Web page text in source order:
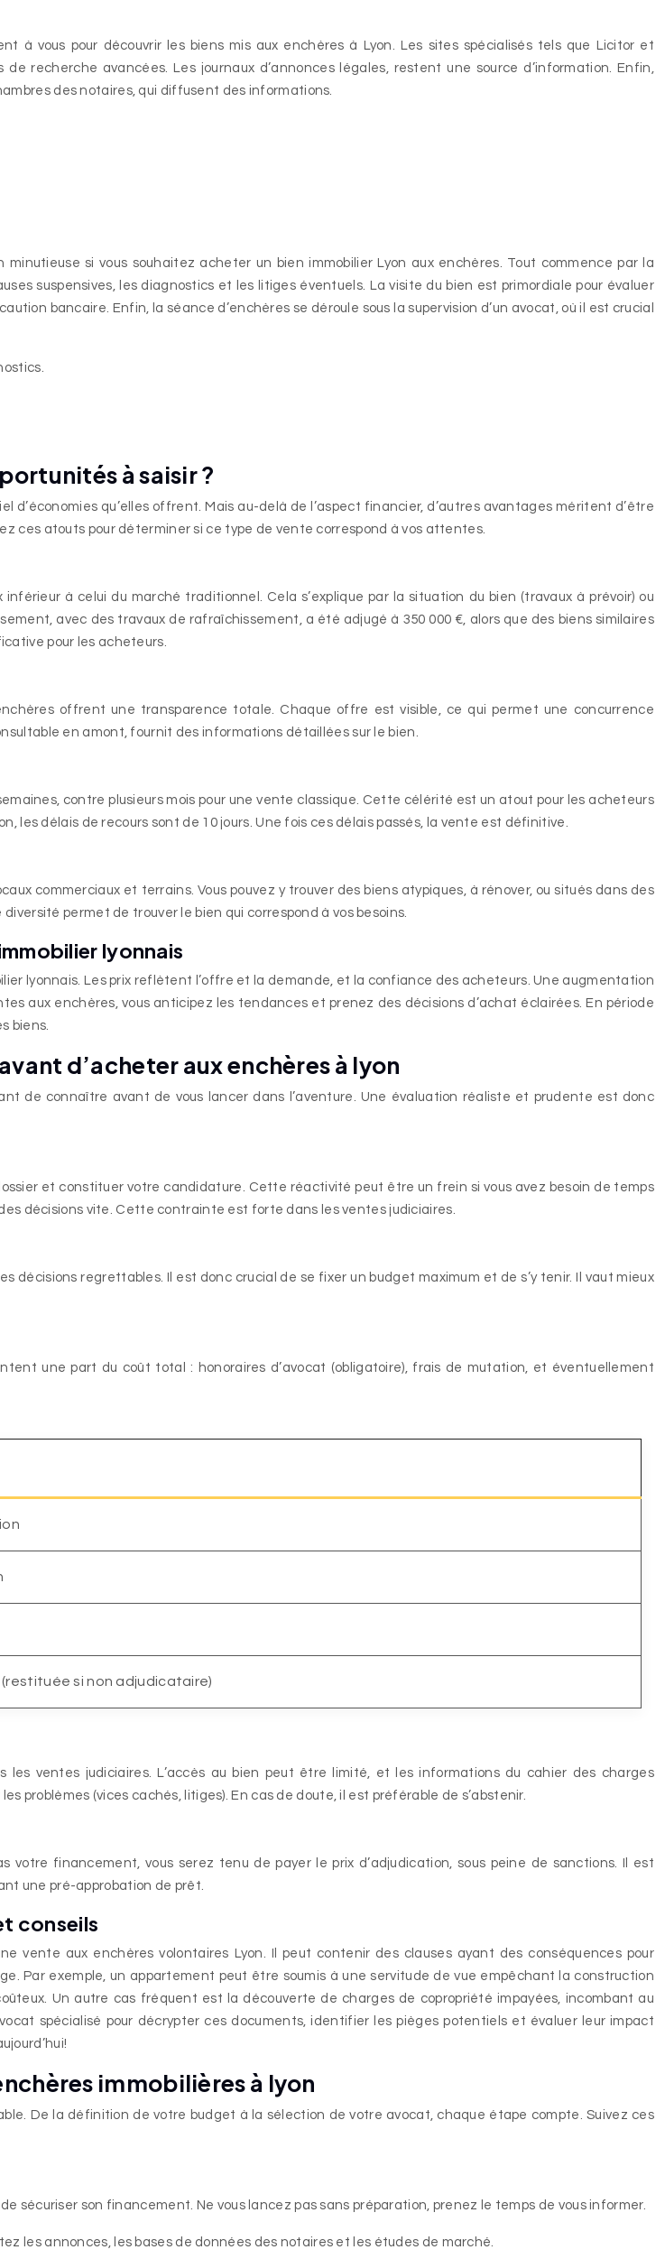
à vous pour découvrir les biens mis aux enchères à Lyon. Les sites spécialisés tels que Licitor et
recherche avancées. Les journaux d’annonces légales, restent une source d’information. Enfin,
des notaires, qui diffusent des informations.
si vous souhaitez acheter un bien immobilier Lyon aux enchères. Tout commence par la
suspensives, les diagnostics et les litiges éventuels. La visite du bien est primordiale pour évaluer
bancaire. Enfin, la séance d’enchères se déroule sous la supervision d’un avocat, où il est crucial
à saisir ?
d’économies qu’elles offrent. Mais au-delà de l’aspect financier, d’autres avantages méritent d’être
ces atouts pour déterminer si ce type de vente correspond à vos attentes.
à celui du marché traditionnel. Cela s’explique par la situation du bien (travaux à prévoir) ou
avec des travaux de rafraîchissement, a été adjugé à 350 000 €, alors que des biens similaires
pour les acheteurs.
offrent une transparence totale. Chaque offre est visible, ce qui permet une concurrence
en amont, fournit des informations détaillées sur le bien.
contre plusieurs mois pour une vente classique. Cette célérité est un atout pour les acheteurs
les délais de recours sont de 10 jours. Une fois ces délais passés, la vente est définitive.
commerciaux et terrains. Vous pouvez y trouver des biens atypiques, à rénover, ou situés dans des
permet de trouver le bien qui correspond à vos besoins.
lyonnais
lyonnais. Les prix reflètent l’offre et la demande, et la confiance des acheteurs. Une augmentation
aux enchères, vous anticipez les tendances et prenez des décisions d’achat éclairées. En période
biens.
d’acheter aux enchères à lyon
de connaître avant de vous lancer dans l’aventure. Une évaluation réaliste et prudente est donc
et constituer votre candidature. Cette réactivité peut être un frein si vous avez besoin de temps
décisions vite. Cette contrainte est forte dans les ventes judiciaires.
décisions regrettables. Il est donc crucial de se fixer un budget maximum et de s’y tenir. Il vaut mieux
une part du coût total : honoraires d’avocat (obligatoire), frais de mutation, et éventuellement
si non adjudicataire)
ventes judiciaires. L’accès au bien peut être limité, et les informations du cahier des charges
problèmes (vices cachés, litiges). En cas de doute, il est préférable de s’abstenir.
votre financement, vous serez tenu de payer le prix d’adjudication, sous peine de sanctions. Il est
une pré-approbation de prêt.
conseils
vente aux enchères volontaires Lyon. Il peut contenir des clauses ayant des conséquences pour
Par exemple, un appartement peut être soumis à une servitude de vue empêchant la construction
Un autre cas fréquent est la découverte de charges de copropriété impayées, incombant au
spécialisé pour décrypter ces documents, identifier les pièges potentiels et évaluer leur impact
immobilières à lyon
De la définition de votre budget à la sélection de votre avocat, chaque étape compte. Suivez ces
sécuriser son financement. Ne vous lancez pas sans préparation, prenez le temps de vous informer.
les annonces, les bases de données des notaires et les études de marché.